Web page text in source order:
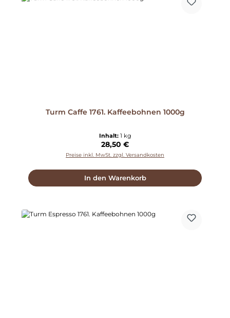
Turm Caffe 1761. Kaffeebohnen 1000g
Inhalt: 1 kg
Regulärer Preis:
28,50 €
Preise inkl. MwSt. zzgl. Versandkosten
In den Warenkorb